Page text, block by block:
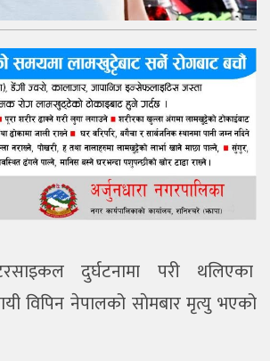
दुर्घटनामा परी थलिएका
विपिन नेपालको साेमबार मृत्यु भएको